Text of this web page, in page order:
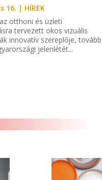
16. | HÍREK
otthoni és üzleti
tervezett okos vizuális
innovatív szereplője, tovább
jelenlétét...